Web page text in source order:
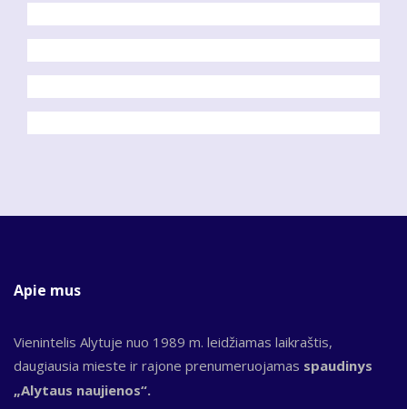
Apie mus
Vienintelis Alytuje nuo 1989 m. leidžiamas laikraštis,
daugiausia mieste ir rajone prenumeruojamas spaudinys
„Alytaus naujienos“.